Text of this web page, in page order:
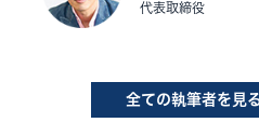
代表取締役
全ての執筆者を見